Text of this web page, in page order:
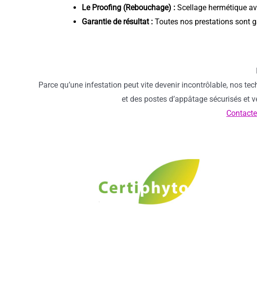
Le Proofing (Rebouchage) : Scellage hermétique
Garantie de résultat : Toutes nos prestations sont
Parce qu’une infestation peut vite devenir incontrôlable, nos
et des postes d’appâtage sécurisés